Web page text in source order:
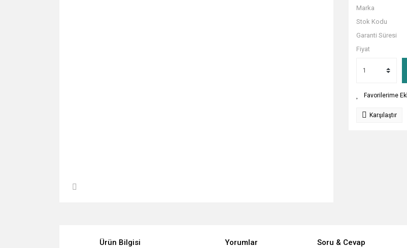
Marka
Stok Kodu
Garanti Süresi
Fiyat
Karşılaştır
Ürün Bilgisi Yorumlar Soru & Cevap